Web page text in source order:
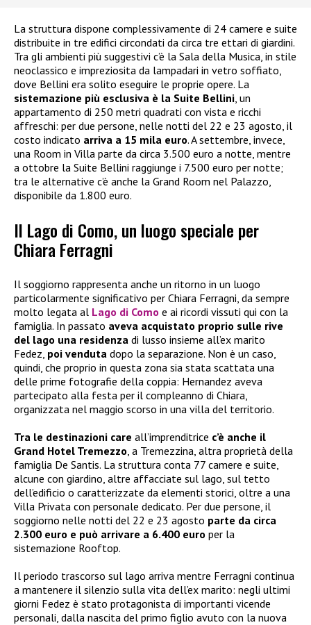
La struttura dispone complessivamente di 24 camere e suite
distribuite in tre edifici circondati da circa tre ettari di giardini.
Tra gli ambienti più suggestivi c’è la Sala della Musica, in stile
neoclassico e impreziosita da lampadari in vetro soffiato,
dove Bellini era solito eseguire le proprie opere. La
sistemazione più esclusiva è la Suite Bellini , un
appartamento di 250 metri quadrati con vista e ricchi
affreschi: per due persone, nelle notti del 22 e 23 agosto, il
costo indicato arriva a 15 mila euro. A settembre, invece,
una Room in Villa parte da circa 3.500 euro a notte, mentre
a ottobre la Suite Bellini raggiunge i 7.500 euro per notte;
tra le alternative c’è anche la Grand Room nel Palazzo,
disponibile da 1.800 euro.
Il Lago di Como, un luogo speciale per
Chiara Ferragni
Il soggiorno rappresenta anche un ritorno in un luogo
particolarmente significativo per Chiara Ferragni, da sempre
molto legata al Lago di Como e ai ricordi vissuti qui con la
famiglia. In passato aveva acquistato proprio sulle rive
del lago una residenza di lusso insieme all’ex marito
Fedez, poi venduta dopo la separazione. Non è un caso,
quindi, che proprio in questa zona sia stata scattata una
delle prime fotografie della coppia: Hernandez aveva
partecipato alla festa per il compleanno di Chiara,
organizzata nel maggio scorso in una villa del territorio.
Tra le destinazioni care all’imprenditrice c’è anche il
Grand Hotel Tremezzo, a Tremezzina, altra proprietà della
famiglia De Santis. La struttura conta 77 camere e suite,
alcune con giardino, altre affacciate sul lago, sul tetto
dell’edificio o caratterizzate da elementi storici, oltre a una
Villa Privata con personale dedicato. Per due persone, il
soggiorno nelle notti del 22 e 23 agosto parte da circa
2.300 euro e può arrivare a 6.400 euro per la
sistemazione Rooftop.
Il periodo trascorso sul lago arriva mentre Ferragni continua
a mantenere il silenzio sulla vita dell’ex marito: negli ultimi
giorni Fedez è stato protagonista di importanti vicende
personali, dalla nascita del primo figlio avuto con la nuova